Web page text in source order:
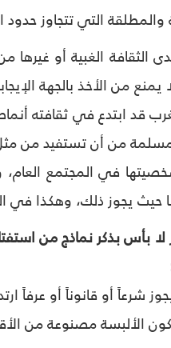
والمطلقة التي تتجاوز
الثقافة الغبية أو
يمنع من الأخذ بالجهة
قد ابتدع في ثقافته
من أن تستفيد من
في المجتمع
حيث يجوز ذلك، وهكذا في
لا بأس بذكر نماذج من
شرعاً أو قانوناً أو عرفاً
الألبسة مصنوعة من